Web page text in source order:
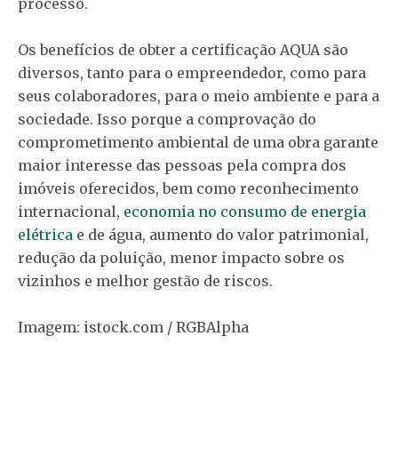
Os benefícios de obter a certificação AQUA são
diversos, tanto para o empreendedor, como para
seus colaboradores, para o meio ambiente e para a
sociedade. Isso porque a comprovação do
comprometimento ambiental de uma obra garante
maior interesse das pessoas pela compra dos
imóveis oferecidos, bem como reconhecimento
internacional, economia no consumo de energia
elétrica e de água, aumento do valor patrimonial,
redução da poluição, menor impacto sobre os
vizinhos e melhor gestão de riscos.
Imagem: istock.com / RGBAlpha